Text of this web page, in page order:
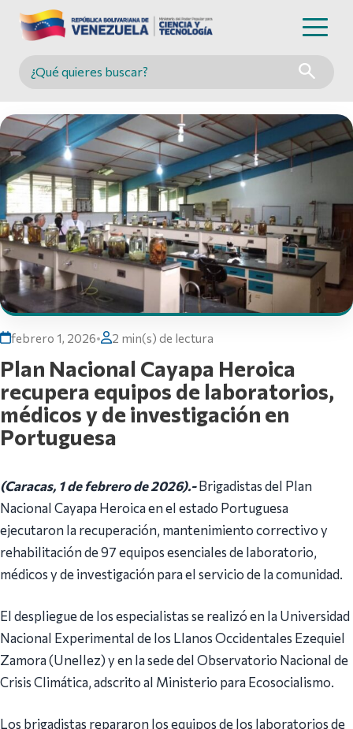
Buscar en MINCYT
febrero 1, 2026• 2 min(s) de lectura
Plan Nacional Cayapa Heroica
recupera equipos de laboratorios,
médicos y de investigación en
Portuguesa
(Caracas, 1 de febrero de 2026).-Brigadistas del Plan
Nacional Cayapa Heroica en el estado Portuguesa
ejecutaron la recuperación, mantenimiento correctivo y
rehabilitación de 97 equipos esenciales de laboratorio,
médicos y de investigación para el servicio de la comunidad.
El despliegue de los especialistas se realizó en la Universidad
Nacional Experimental de los Llanos Occidentales Ezequiel
Zamora (Unellez) y en la sede del Observatorio Nacional de
Crisis Climática, adscrito al Ministerio para Ecosocialismo.
Los brigadistas repararon los equipos de los laboratorios de